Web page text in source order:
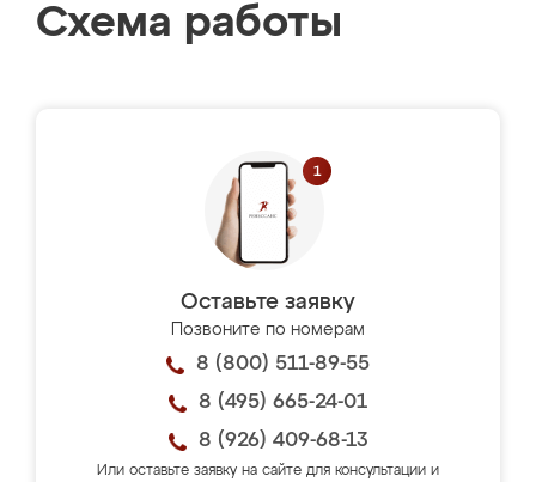
Схема работы
Оставьте заявку
Позвоните по номерам
8 (800) 511-89-55
8 (495) 665-24-01
8 (926) 409-68-13
Или оставьте заявку на сайте для консультации и